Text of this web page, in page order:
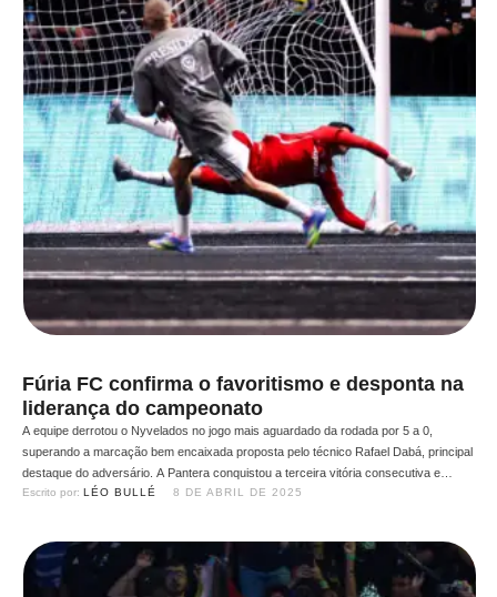
Fúria FC confirma o favoritismo e desponta na
liderança do campeonato
A equipe derrotou o Nyvelados no jogo mais aguardado da rodada por 5 a 0,
superando a marcação bem encaixada proposta pelo técnico Rafael Dabá, principal
destaque do adversário. A Pantera conquistou a terceira vitória consecutiva e
ocupa agora o primeiro lugar da tabela de forma invicta. Mesmo sem contar com o
Escrito por: LÉO BULLÉ 8 DE ABRIL DE 2025